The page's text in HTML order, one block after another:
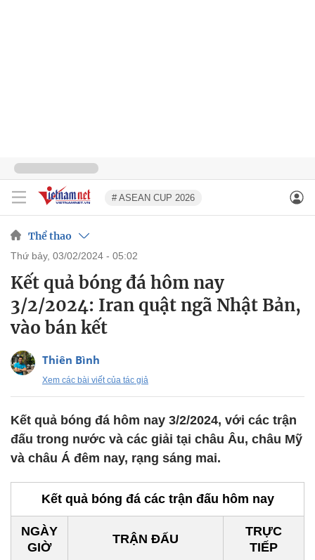
# ASEAN CUP 2026
Thể thao
thứ bảy, 03/02/2024 - 05:02
Kết quả bóng đá hôm nay
3/2/2024: Iran quật ngã Nhật Bản,
vào bán kết
Thiên Bình
Xem các bài viết của tác giả
Kết quả bóng đá hôm nay 3/2/2024, với các trận
đấu trong nước và các giải tại châu Âu, châu Mỹ
và châu Á đêm nay, rạng sáng mai.
Kết quả bóng đá các trận đấu hôm nay
NGÀY
GIỜ
TRẬN ĐẤU
TRỰC
TIẾP